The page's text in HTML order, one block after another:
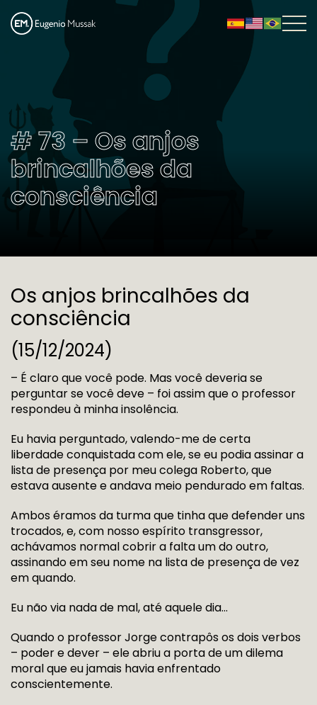
# 73 – Os anjos
brincalhões da
consciência
Os anjos brincalhões da
consciência
(15/12/2024)
– É claro que você pode. Mas você deveria se
perguntar se você deve – foi assim que o professor
respondeu à minha insolência.
Eu havia perguntado, valendo-me de certa
liberdade conquistada com ele, se eu podia assinar a
lista de presença por meu colega Roberto, que
estava ausente e andava meio pendurado em faltas.
Ambos éramos da turma que tinha que defender uns
trocados, e, com nosso espírito transgressor,
achávamos normal cobrir a falta um do outro,
assinando em seu nome na lista de presença de vez
em quando.
Eu não via nada de mal, até aquele dia…
Quando o professor Jorge contrapôs os dois verbos
– poder e dever – ele abriu a porta de um dilema
moral que eu jamais havia enfrentado
conscientemente.